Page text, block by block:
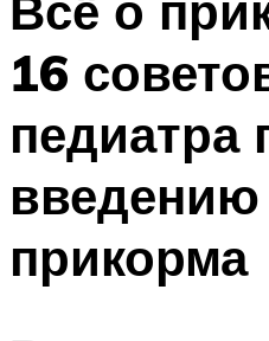
16
педиатра
введению
прикорма